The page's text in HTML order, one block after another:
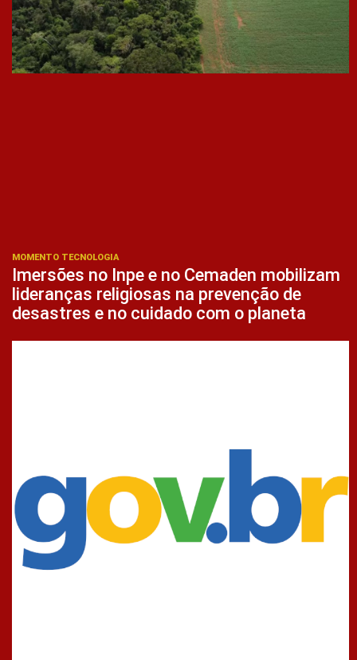
MOMENTO TECNOLOGIA
Imersões no Inpe e no Cemaden mobilizam
lideranças religiosas na prevenção de
desastres e no cuidado com o planeta